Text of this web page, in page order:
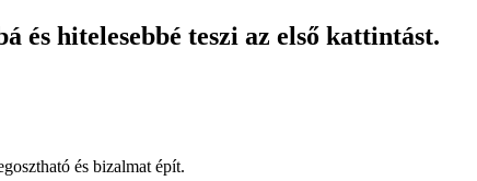
és hitelesebbé teszi az első kattintást.
és bizalmat épít.